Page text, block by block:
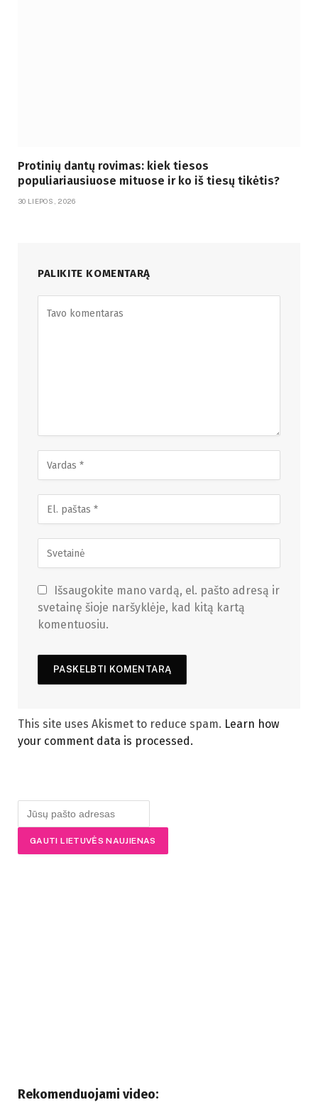
Protinių dantų rovimas: kiek tiesos
populiariausiuose mituose ir ko iš tiesų tikėtis?
30 LIEPOS, 2026
PALIKITE KOMENTARĄ
Išsaugokite mano vardą, el. pašto adresą ir
svetainę šioje naršyklėje, kad kitą kartą
komentuosiu.
This site uses Akismet to reduce spam. Learn how
your comment data is processed.
Rekomenduojami video: